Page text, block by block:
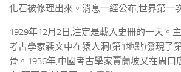
化石被修理出來。消息一經公布,世界第一
1929年12月2日,注定是載入史冊的一天。
考古學家裴文中在猿人洞(第1地點)發現了
骨。1936年,中國考古學家賈蘭坡又在周口